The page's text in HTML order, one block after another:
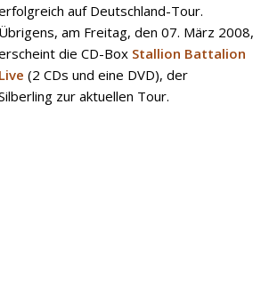
auf Deutschland-Tour.
Übrigens, am Freitag, den 07. März 2008,
die CD-Box Stallion Battalion
Live (2 CDs und eine DVD), der
zur aktuellen Tour.